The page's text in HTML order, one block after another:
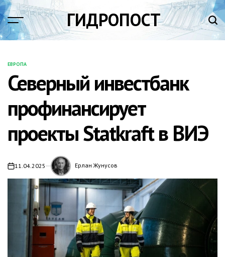
Перейти
к
содержимому
ГИДРОПОСТ
ОПУБЛИКОВАНО
ЕВРОПА
Северный инвестбанк
профинансирует
проекты Statkraft в ВИЭ
11.04.2025 Ерлан Жунусов